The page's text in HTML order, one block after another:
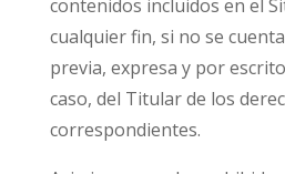
contenidos incluidos en el
cualquier fin, si no se
previa, expresa y por
caso, del Titular de los
correspondientes.